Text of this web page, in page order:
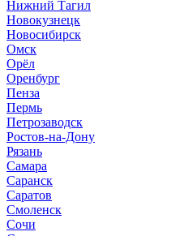
Нижний Тагил
Новокузнецк
Новосибирск
Омск
Орёл
Оренбург
Пенза
Пермь
Петрозаводск
Ростов-на-Дону
Рязань
Самара
Саранск
Саратов
Смоленск
Сочи